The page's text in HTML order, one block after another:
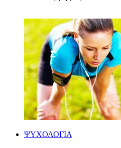
Παιδοψυχολόγος
ΨΥΧΟΛΟΓΙΑ